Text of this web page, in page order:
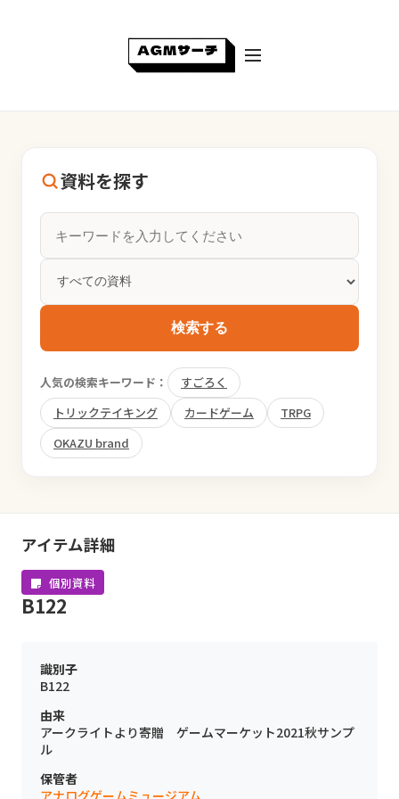
資料を探す
検索する
人気の検索キーワード：
すごろく
トリックテイキング
カードゲーム
TRPG
OKAZU brand
アイテム詳細
個別資料
B122
識別子
B122
由来
アークライトより寄贈 ゲームマーケット2021秋サンプ
ル
保管者
アナログゲームミュージアム